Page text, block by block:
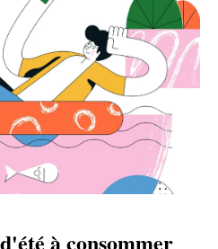
à consommer